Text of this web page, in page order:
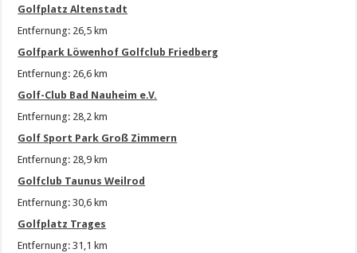
Golfplatz Altenstadt
Entfernung: 26,5 km
Golfpark Löwenhof Golfclub Friedberg
Entfernung: 26,6 km
Golf-Club Bad Nauheim e.V.
Entfernung: 28,2 km
Golf Sport Park Groß Zimmern
Entfernung: 28,9 km
Golfclub Taunus Weilrod
Entfernung: 30,6 km
Golfplatz Trages
Entfernung: 31,1 km